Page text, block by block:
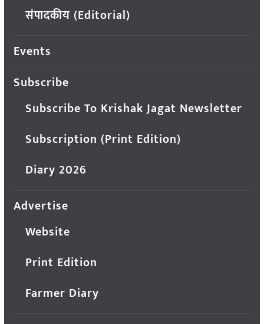
संपादकीय (Editorial)
Events
Subscribe
Subscribe To Krishak Jagat Newsletter
Subscription (Print Edition)
Diary 2026
Advertise
Website
Print Edition
Farmer Diary